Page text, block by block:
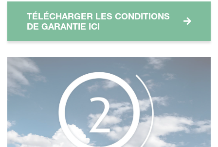
TÉLÉCHARGER LES CONDITIONS
DE GARANTIE ICI